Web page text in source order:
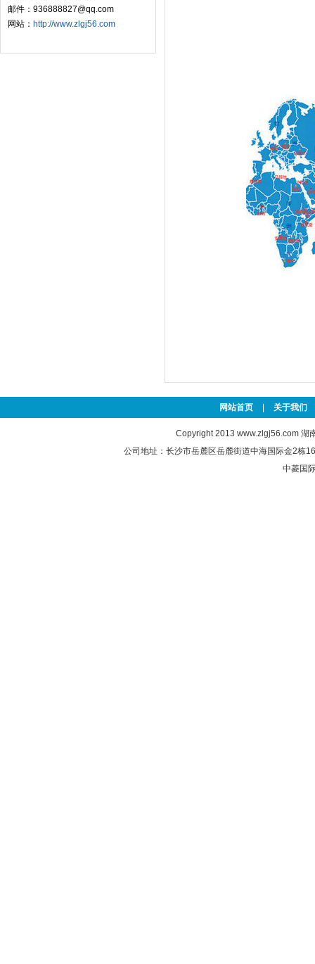
邮件：936888827@qq.com
网站： http://www.zlgj56.com
网站首页 关于我们
Copyright 2013 www.zlgj56.com 湖
公司地址：长沙市岳麓区岳麓街道中海国际金2栋
中菱国